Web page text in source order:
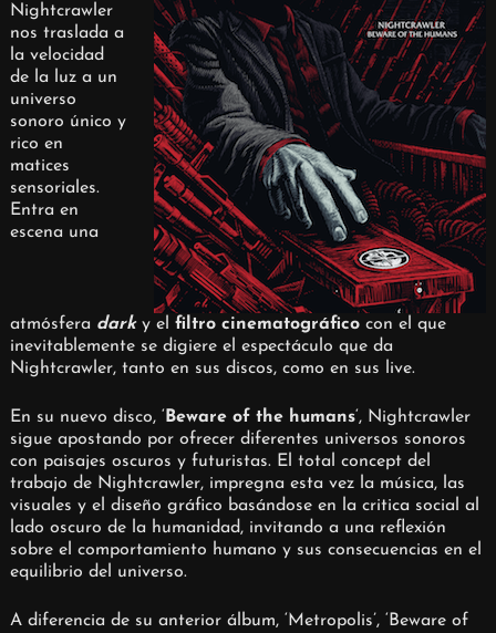
Nightcrawler
nos traslada a
la velocidad
de la luz a un
universo
sonoro único y
rico en
matices
sensoriales.
Entra en
escena una
atmósfera darky el filtro cinematográficocon el que
inevitablemente se digiere el espectáculo que da
Nightcrawler, tanto en sus discos, como en sus live.
En su nuevo disco, ‘Beware of the humans‘, Nightcrawler
sigue apostando por ofrecer diferentes universos sonoros
con paisajes oscuros y futuristas. El total concept del
trabajo de Nightcrawler, impregna esta vez la música, las
visuales y el diseño gráfico basándose en la critica social al
lado oscuro de la humanidad, invitando a una reflexión
sobre el comportamiento humano y sus consecuencias en el
equilibrio del universo.
A diferencia de su anterior álbum, ‘Metropolis’, ‘Beware of